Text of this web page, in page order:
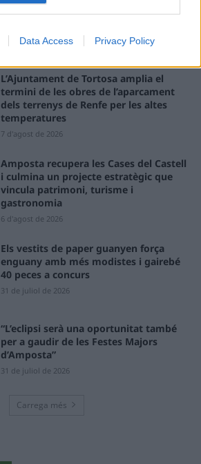
Data Access Privacy Policy
L’Ajuntament de Tortosa amplia el
termini de les obres de l’aparcament
dels terrenys de Renfe per les altes
temperatures
7 d'agost de 2026
Amposta recupera les Cases del Castell
i culmina un projecte estratègic que
vincula patrimoni, turisme i
gastronomia
6 d'agost de 2026
Els vestits de paper guanyen força
enguany amb més modistes i gairebé
40 peces a concurs
31 de juliol de 2026
“L’eclipsi serà una oportunitat també
per a gaudir de les Festes Majors
d’Amposta”
31 de juliol de 2026
Carrega més